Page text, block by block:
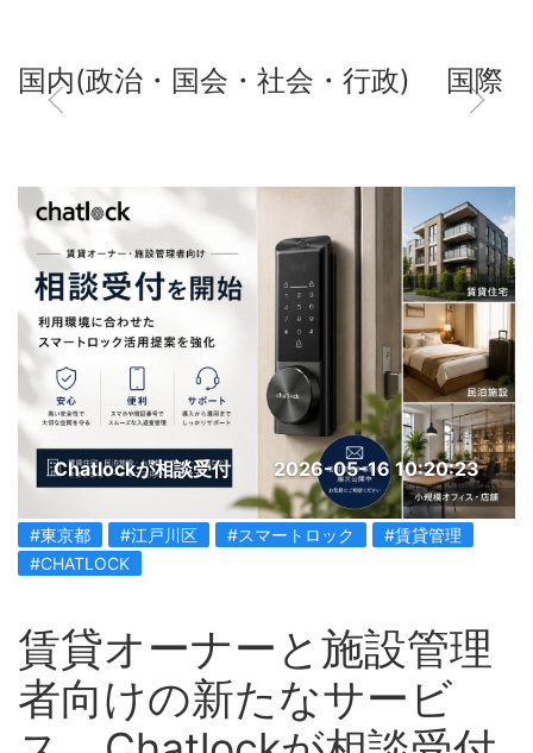
国内(政治・国会・社会・行政) 国際
Chatlockが相談受付 2026-05-16 10:20:23
#東京都 #江戸川区 #スマートロック
#賃貸管理
#CHATLOCK
賃貸オーナーと施設管理
者向けの新たなサービ